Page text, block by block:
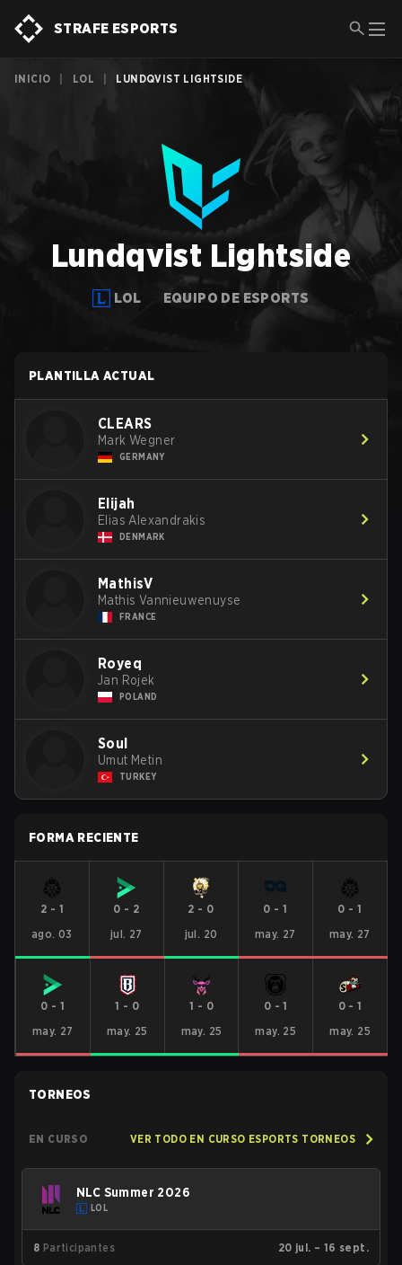
STRAFE ESPORTS
INICIO LOL LUNDQVIST LIGHTSIDE
Lundqvist Lightside
LOL EQUIPO DE ESPORTS
PLANTILLA ACTUAL
CLEARS
Mark Wegner
GERMANY
Elijah
Elias Alexandrakis
DENMARK
MathisV
Mathis Vannieuwenuyse
FRANCE
Royeq
Jan Rojek
POLAND
SouI
Umut Metin
TURKEY
FORMA RECIENTE
2 - 1
ago. 03
0 - 2
jul. 27
2 - 0
jul. 20
0 -1
may. 27
0 -1
may. 27
0 - 1
may. 27
1 - 0
may. 25
1 - 0
may. 25
0 -1
may. 25
0-1
may. 25
TORNEOS
EN CURSO VER TODO EN CURSO ESPORTS TORNEOS
NLC Summer 2026
LOL
8 Participantes 20 jul. – 16 sept.